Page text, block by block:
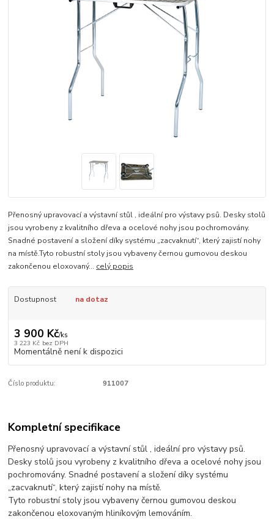
Přenosný upravovací a výstavní stůl , ideální pro výstavy psů. Desky stolů
jsou vyrobeny z kvalitního dřeva a ocelové nohy jsou pochromovány.
Snadné postavení a složení díky systému „zacvaknutí“, který zajistí nohy
na místě.Tyto robustní stoly jsou vybaveny černou gumovou deskou
zakončenou eloxovaný... celý popis
Dostupnost na dotaz
3 900 Kč/ks
3 223 Kč bez DPH
Momentálně není k dispozici
Číslo produktu: 911007
Kompletní specifikace
Přenosný upravovací a výstavní stůl , ideální pro výstavy psů.
Desky stolů jsou vyrobeny z kvalitního dřeva a ocelové nohy jsou
pochromovány. Snadné postavení a složení díky systému
„zacvaknutí“, který zajistí nohy na místě.
Tyto robustní stoly jsou vybaveny černou gumovou deskou
zakončenou eloxovaným hliníkovým lemováním.